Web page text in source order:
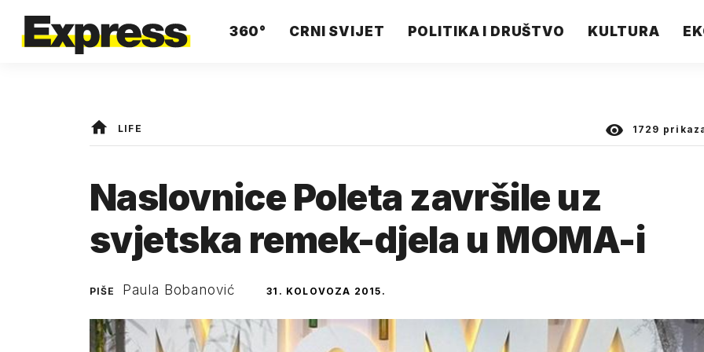
360° CRNI SVIJET POLITIKA I DRUŠTVO KULTURA
LIFE 1729
Naslovnice Poleta završile uz
svjetska remek-djela u MOMA-i
PIŠE Paula Bobanović 31. KOLOVOZA 2015.